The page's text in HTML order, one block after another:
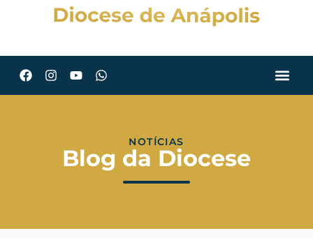
NOTÍCIAS
Blog da Diocese